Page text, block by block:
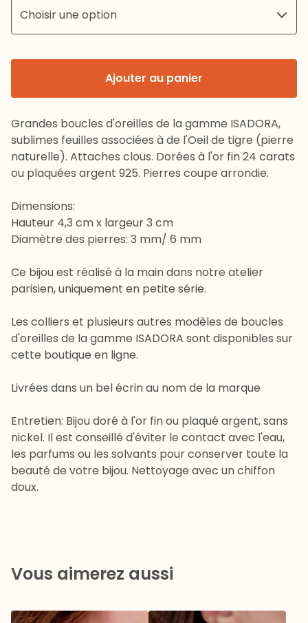
Ajouter au panier
Grandes boucles d'oreilles de la gamme ISADORA,
sublimes feuilles associées à de l'Oeil de tigre (pierre
naturelle). Attaches clous. Dorées à l'or fin 24 carats
ou plaquées argent 925. Pierres coupe arrondie.
Dimensions:
Hauteur 4,3 cm x largeur 3 cm
Diamètre des pierres: 3 mm/ 6 mm
Ce bijou est réalisé à la main dans notre atelier
parisien, uniquement en petite série.
Les colliers et plusieurs autres modèles de boucles
d'oreilles de la gamme ISADORA sont disponibles sur
cette boutique en ligne.
Livrées dans un bel écrin au nom de la marque
Entretien: Bijou doré à l'or fin ou plaqué argent, sans
nickel. Il est conseillé d'éviter le contact avec l'eau,
les parfums ou les solvants pour conserver toute la
beauté de votre bijou. Nettoyage avec un chiffon
doux.
Vous aimerez aussi